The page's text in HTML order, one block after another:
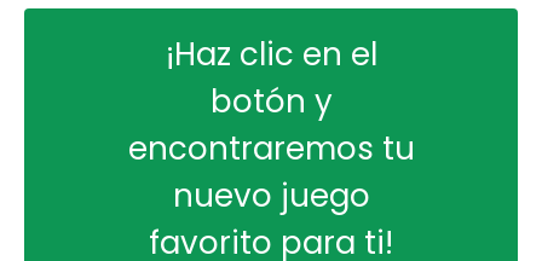
¡Haz clic en el
botón y
encontraremos tu
nuevo juego
favorito para ti!